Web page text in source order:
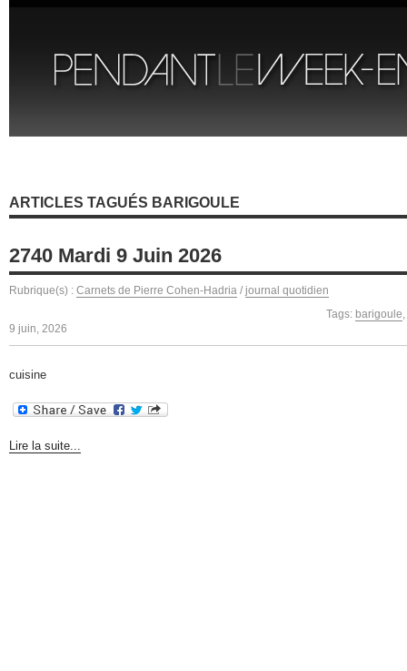
ARTICLES TAGUÉS BARIGOULE
2740 Mardi 9 Juin 2026
Rubrique(s) : Carnets de Pierre Cohen-Hadria / journal quotidien
Tags: barigoule,
9 juin, 2026
cuisine
Lire la suite...